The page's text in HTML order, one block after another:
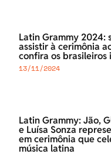
Latin Grammy 2024:
assistir à cerimônia
confira os brasileiros
13/11/2024
Latin Grammy: Jão,
e Luísa Sonza
em cerimônia que
música latina